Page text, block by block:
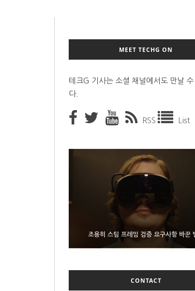
MEET TECHG ON
테크G 기사는 소셜 채널에서도 만날 수
다.
RSS List
조용히 스팀 프레임 검증 요구사항 바꾼
9월 4일부터 서비스 접는 안드로이드 장치용
시스턴트
FMS 2026서 차세대 3D 메모리
모형 처음 선보인 삼성전자
CONTACT